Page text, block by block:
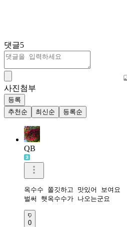
댓글5
사진첨부
등록
추천순
최신순 등록순
QB
옥수수 쫄깃하고 맛있어 보여요
벌써 햇옥수수가 나오는군요
0